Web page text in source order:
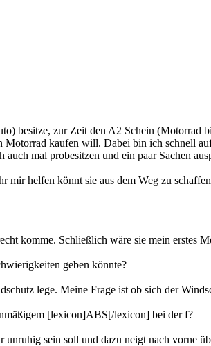
besitze, zur Zeit den A2 Schein
kaufen will. Dabei bin ich schnell
mal probesitzen und ein paar Sachen
mir helfen könnt sie aus dem Weg zu
komme. Schließlich wäre sie mein erstes
geben könnte?
lege. Meine Frage ist ob sich der
[lexicon]ABS[/lexicon] bei der f?
sein soll und dazu neigt nach vorne